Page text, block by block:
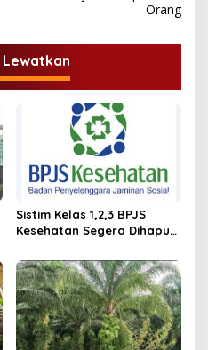
Orang
Sistim Kelas 1,2,3 BPJS
Kesehatan Segera Dihapus,